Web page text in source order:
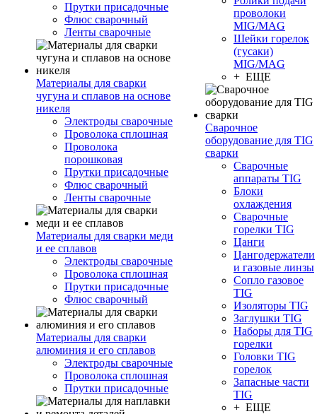
Прутки присадочные
Флюс сварочный
Ленты сварочные
Материалы для сварки
чугуна и сплавов на основе
никеля
Электроды сварочные
Проволока сплошная
Проволока
порошковая
Прутки присадочные
Флюс сварочный
Ленты сварочные
Материалы для сварки меди
и ее сплавов
Электроды сварочные
Проволока сплошная
Прутки присадочные
Флюс сварочный
Материалы для сварки
алюминия и его сплавов
Электроды сварочные
Проволока сплошная
Прутки присадочные
проволоки
MIG/MAG
Шейки горелок
(гусаки)
MIG/MAG
+ ЕЩЕ
Сварочное
оборудование для TIG
сварки
Сварочные
аппараты TIG
Блоки
охлаждения
Сварочные
горелки TIG
Цанги
Цангодержатели
и газовые линзы
Сопло газовое
TIG
Изоляторы TIG
Заглушки TIG
Наборы для TIG
горелки
Головки TIG
горелок
Запасные части
TIG
+ ЕЩЕ